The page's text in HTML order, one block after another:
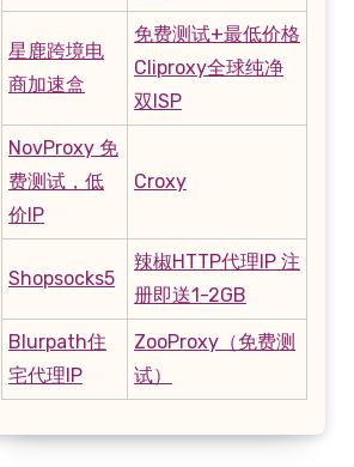
星鹿跨境电
商加速盒
免费测试+最低价格
Cliproxy全球纯净
双ISP
NovProxy 免
费测试，低
价IP
Croxy
Shopsocks5
辣椒HTTP代理IP 注
册即送1-2GB
Blurpath住
宅代理IP
ZooProxy（免费测
试）